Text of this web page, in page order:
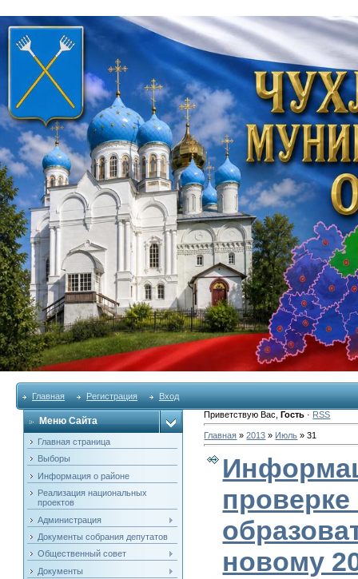
Главная Регистрация Вход
Меню Сайта
Главная страница
Выборы
Информация о районе
Реализация национальных
проектов
Администрация
Документы собрания депутатов
Общественный совет
Документы
Приветствую Вас ,Гость · RSS
Главная »2013 » Июль » 31
проверке
новому